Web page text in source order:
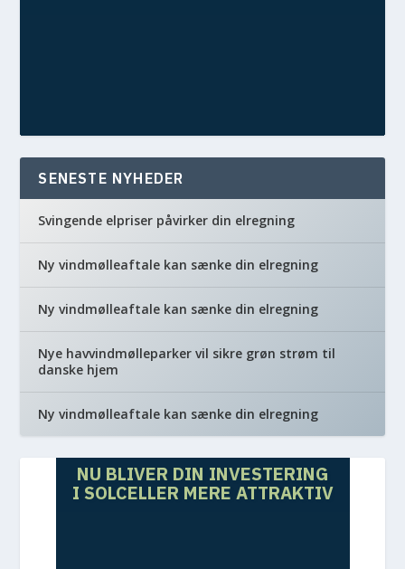
SENESTE NYHEDER
Svingende elpriser påvirker din elregning
Ny vindmølleaftale kan sænke din elregning
Ny vindmølleaftale kan sænke din elregning
Nye havvindmølleparker vil sikre grøn strøm til
danske hjem
Ny vindmølleaftale kan sænke din elregning
NU BLIVER DIN INVESTERING
I SOLCELLER MERE ATTRAKTIV